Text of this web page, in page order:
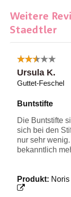
Weitere
Staedtler
Ursula K.
Guttet-Feschel
Buntstifte
Die Buntstifte
sich bei den
nur sehr
bekanntlich
Produkt: